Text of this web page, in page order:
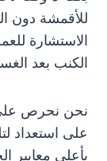
للأقمشة دون
الاستشارة
الكنب بعد
نحن نحرص على
على استعداد
بأعلى معايير